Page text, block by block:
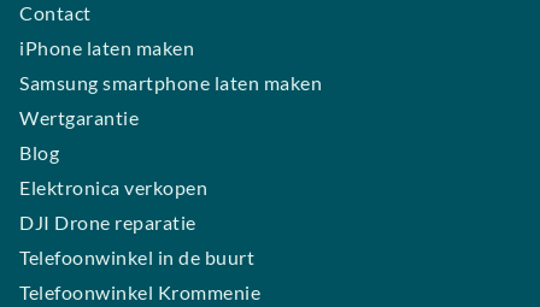
Contact
iPhone laten maken
Samsung smartphone laten maken
Wertgarantie
Blog
Elektronica verkopen
DJI Drone reparatie
Telefoonwinkel in de buurt
Telefoonwinkel Krommenie